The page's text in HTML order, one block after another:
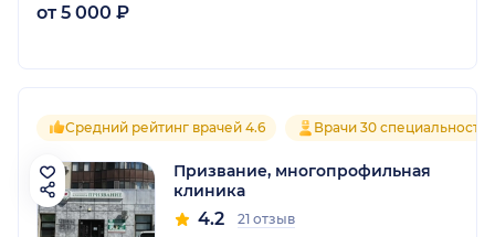
от 5 000 ₽
Средний рейтинг врачей 4.6 Врачи 30
Призвание, многопрофильная
клиника
4.2 21 отзыв